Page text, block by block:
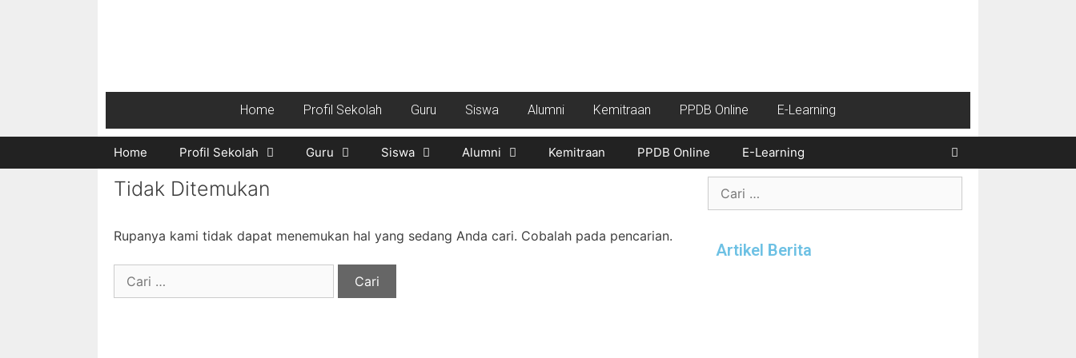
Home Profil Sekolah Guru Siswa Alumni Kemitraan PPDB Online E-Learning
Home Profil Sekolah Guru Siswa Alumni Kemitraan PPDB Online E-Learning
Tidak Ditemukan
Rupanya kami tidak dapat menemukan hal yang sedang Anda cari. Cobalah pada pencarian.
Artikel Berita